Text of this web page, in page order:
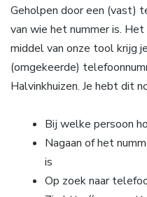
Geholpen door een (vast)
van wie het nummer is.
middel van onze tool krijg
(omgekeerde)
Halvinkhuizen. Je hebt dit
Bij welke persoon
Nagaan of het
is
Op zoek naar